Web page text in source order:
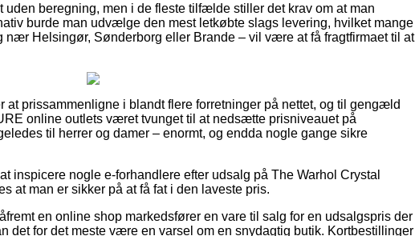
uden beregning, men i de fleste tilfælde stiller det krav om at man
burde man udvælge den mest letkøbte slags levering, hvilket mange
nær Helsingør, Sønderborg eller Brande – vil være at få fragtfirmaet til at
at prissammenligne i blandt flere forretninger på nettet, og til gengæld
online outlets været tvunget til at nedsætte prisniveauet på
til herrer og damer – enormt, og endda nogle gange sikre
inspicere nogle e-forhandlere efter udsalg på The Warhol Crystal
at man er sikker på at få fat i den laveste pris.
en online shop markedsfører en vare til salg for en udsalgspris der
det for det meste være en varsel om en snydagtig butik. Kortbestillinger